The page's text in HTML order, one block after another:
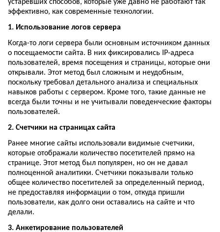
устаревших способов, которые уже давно не работают так
эффективно, как современные технологии.
1. Использование логов сервера
Когда-то логи сервера были основным источником данных
о посещаемости сайта. В них фиксировались IP-адреса
пользователей, время посещения и страницы, которые они
открывали. Этот метод был сложным и неудобным,
поскольку требовал детального анализа и специальных
навыков работы с сервером. Кроме того, такие данные не
всегда были точны и не учитывали поведенческие факторы
пользователей.
2. Счетчики на страницах сайта
Ранее многие сайты использовали видимые счетчики,
которые отображали количество посетителей прямо на
странице. Этот метод был популярен, но он не давал
полноценной аналитики. Счетчики показывали только
общее количество посетителей за определенный период,
не предоставляя информации о том, откуда пришли
пользователи, как долго они оставались на сайте и что
делали.
3. Анкетирование пользователей